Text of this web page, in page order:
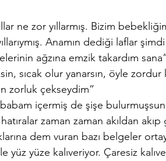
İLEV İzmir Yazıları Kent
Köy Enstitüleri
Anamın dediği laflar
ağzına emzik takardım
sıcak olur yanarsın, öyle zordur
zorluk çekseydim”
içermiş de şişe
zaman zaman akıldan akıp
dem vuran bazı belgeler
yüz yüze kalıveriyor. Çaresiz